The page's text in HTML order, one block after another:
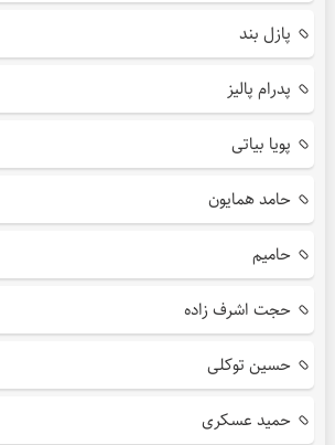
پازل بند
پدرام پالیز
پویا بیاتی
حامد همایون
حامیم
حجت اشرف زاده
حسین توکلی
حمید عسکری